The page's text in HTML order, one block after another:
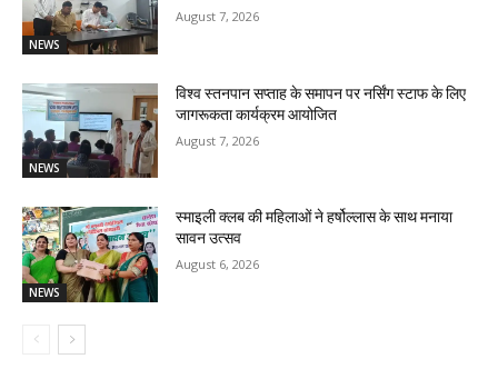
NEWS
August 7, 2026
NEWS
विश्व स्तनपान सप्ताह के समापन पर नर्सिंग स्टाफ के लिए
जागरूकता कार्यक्रम आयोजित
August 7, 2026
NEWS
स्माइली क्लब की महिलाओं ने हर्षोल्लास के साथ मनाया
सावन उत्सव
August 6, 2026